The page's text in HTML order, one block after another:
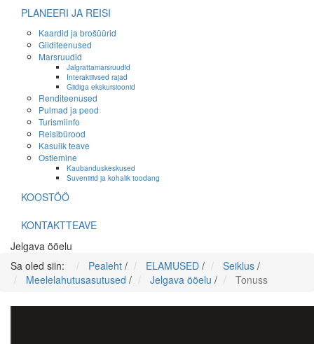
PLANEERI JA REISI
Kaardid ja brošüürid
Giiditeenused
Marsruudid
Jalgrattamarsruudid
Interaktiivsed rajad
Giidiga ekskursioonid
Renditeenused
Pulmad ja peod
Turismiinfo
Reisibürood
Kasulik teave
Ostlemine
Kaubanduskeskused
Suveniirid ja kohalik toodang
KOOSTÖÖ
KONTAKTTEAVE
Jelgava ööelu
Sa oled siin:
Pealeht / ELAMUSED / Seiklus /
Meelelahutusasutused / Jelgava ööelu / Tonuss